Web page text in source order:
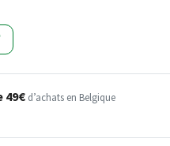
49€ d’achats en Belgique